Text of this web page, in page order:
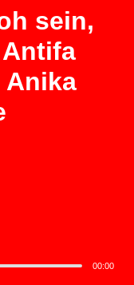
sein,
Anika
00:00